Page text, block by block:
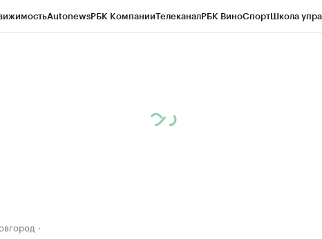
AutonewsРБК КомпанииТелеканалРБК ВиноСпортШкола